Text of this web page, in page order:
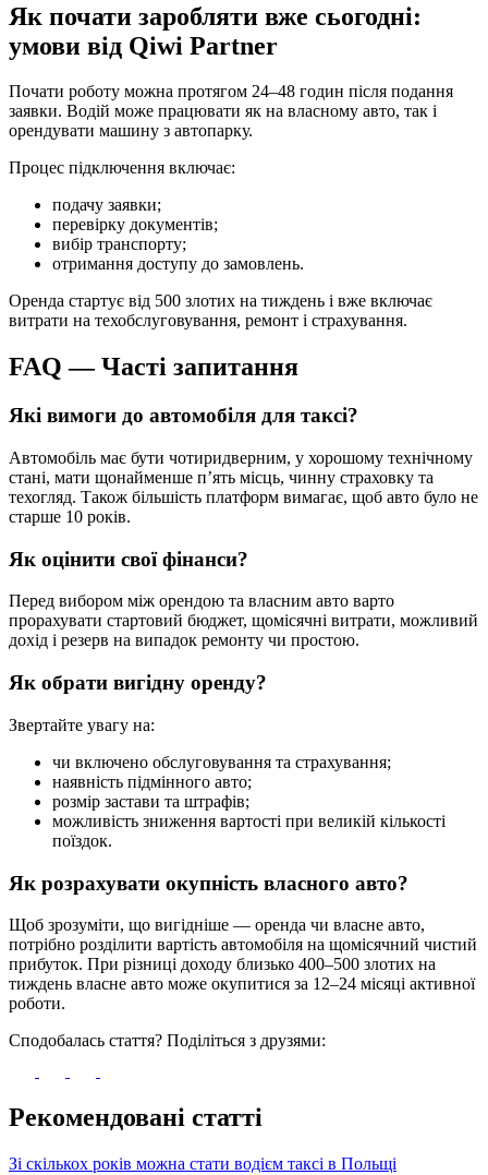
Як почати заробляти вже сьогодні:
умови від Qiwi Partner
Почати роботу можна протягом 24–48 годин після подання
заявки. Водій може працювати як на власному авто, так і
орендувати машину з автопарку.
Процес підключення включає:
подачу заявки;
перевірку документів;
вибір транспорту;
отримання доступу до замовлень.
Оренда стартує від 500 злотих на тиждень і вже включає
витрати на техобслуговування, ремонт і страхування.
FAQ — Часті запитання
Які вимоги до автомобіля для таксі?
Автомобіль має бути чотиридверним, у хорошому технічному
стані, мати щонайменше п’ять місць, чинну страховку та
техогляд. Також більшість платформ вимагає, щоб авто було не
старше 10 років.
Як оцінити свої фінанси?
Перед вибором між орендою та власним авто варто
прорахувати стартовий бюджет, щомісячні витрати, можливий
дохід і резерв на випадок ремонту чи простою.
Як обрати вигідну оренду?
Звертайте увагу на:
чи включено обслуговування та страхування;
наявність підмінного авто;
розмір застави та штрафів;
можливість зниження вартості при великій кількості
поїздок.
Як розрахувати окупність власного авто?
Щоб зрозуміти, що вигідніше — оренда чи власне авто,
потрібно розділити вартість автомобіля на щомісячний чистий
прибуток. При різниці доходу близько 400–500 злотих на
тиждень власне авто може окупитися за 12–24 місяці активної
роботи.
Сподобалась стаття? Поділіться з друзями:
Рекомендовані статті
Зі скількох років можна стати водієм таксі в Польщі